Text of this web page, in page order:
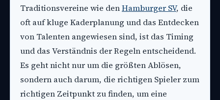
Traditionsvereine wie denHamburger SV, die
oft auf kluge Kaderplanung und das Entdecken
von Talenten angewiesen sind, ist das Timing
und das Verständnis der Regeln entscheidend.
Es geht nicht nur um die größten Ablösen,
sondern auch darum, die richtigen Spieler zum
richtigen Zeitpunkt zu finden, um eine